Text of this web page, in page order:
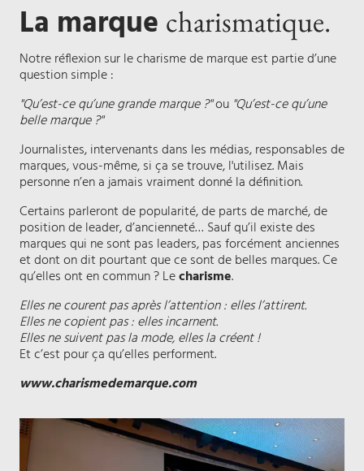
La marque charismatique.
Notre réflexion sur le charisme de marque est partie d’une
question simple :
"Qu’est-ce qu’une grande marque ?"ou "Qu’est-ce qu’une
belle marque ?"
Journalistes, intervenants dans les médias, responsables de
marques, vous-même, si ça se trouve, l'utilisez. Mais
personne n’en a jamais vraiment donné la définition.
Certains parleront de popularité, de parts de marché, de
position de leader, d’ancienneté… Sauf qu’il existe des
marques qui ne sont pas leaders, pas forcément anciennes
et dont on dit pourtant que ce sont de belles marques. Ce
qu’elles ont en commun ? Lecharisme.
Elles ne courent pas après l’attention : elles l’attirent.
Elles ne copient pas : elles incarnent.
Elles ne suivent pas la mode, elles la créent !
Et c’est pour ça qu’elles performent.
www.charismedemarque.com